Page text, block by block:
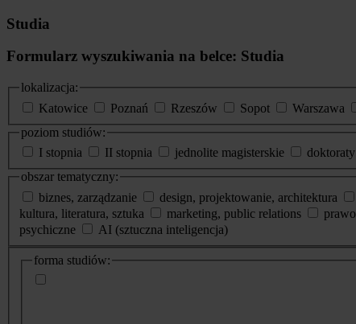
Studia
Formularz wyszukiwania na belce: Studia
lokalizacja:
Katowice
Poznań Rzeszów Sopot Warszawa
poziom studiów:
I stopnia
II stopnia jednolite magisterskie doktoraty
obszar tematyczny:
biznes, zarządzanie
design, projektowanie, architektura
kultura, literatura, sztuka
marketing, public relations prawo
psychiczne
AI (sztuczna inteligencja)
dodatkowe
informacje
forma studiów: